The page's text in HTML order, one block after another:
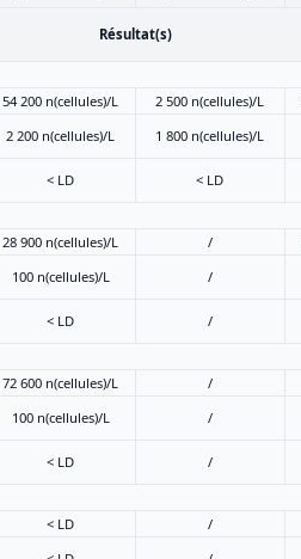
Résultat(s)
54 200 n(cellules)/L 2 500 n(cellules)/L
2 200 n(cellules)/L 1 800 n(cellules)/L
< LD < LD
28 900 n(cellules)/L /
100 n(cellules)/L /
< LD /
72 600 n(cellules)/L /
100 n(cellules)/L /
< LD /
< LD /